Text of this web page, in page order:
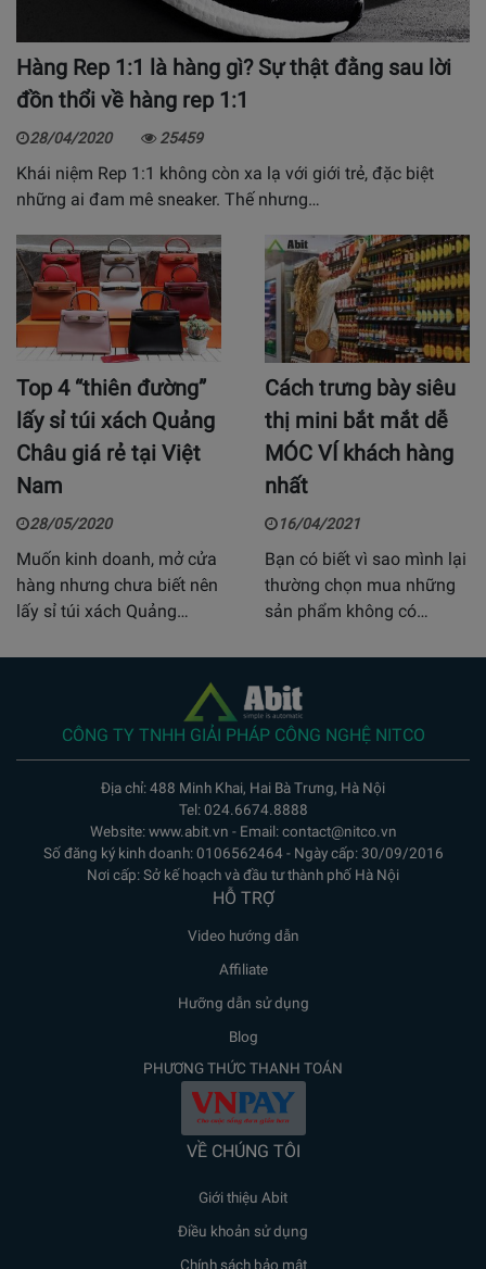
Hàng Rep 1:1 là hàng gì? Sự thật đằng sau lời
đồn thổi về hàng rep 1:1
28/04/2020 25459
Khái niệm Rep 1:1 không còn xa lạ với giới trẻ, đặc biệt
những ai đam mê sneaker. Thế nhưng…
Top 4 “thiên đường”
lấy sỉ túi xách Quảng
Châu giá rẻ tại Việt
Nam
28/05/2020
Muốn kinh doanh, mở cửa
hàng nhưng chưa biết nên
lấy sỉ túi xách Quảng…
Cách trưng bày siêu
thị mini bắt mắt dễ
MÓC VÍ khách hàng
nhất
16/04/2021
Bạn có biết vì sao mình lại
thường chọn mua những
sản phẩm không có…
CÔNG TY TNHH GIẢI PHÁP CÔNG NGHỆ NITCO
Địa chỉ: 488 Minh Khai, Hai Bà Trưng, Hà Nội
Tel: 024.6674.8888
Website: www.abit.vn - Email: contact@nitco.vn
Số đăng ký kinh doanh: 0106562464 - Ngày cấp: 30/09/2016
Nơi cấp: Sở kế hoạch và đầu tư thành phố Hà Nội
HỖ TRỢ
Video hướng dẫn
Affiliate
Hưỡng dẫn sử dụng
Blog
PHƯƠNG THỨC THANH TOÁN
VỀ CHÚNG TÔI
Giới thiệu Abit
Điều khoản sử dụng
Chính sách bảo mật